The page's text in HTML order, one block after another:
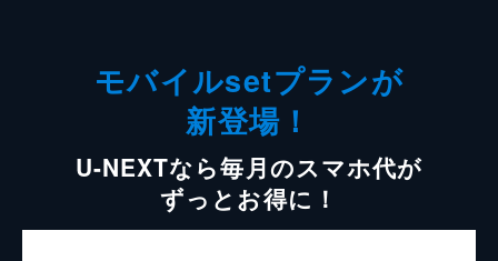
モバイルsetプランが
新登場！
U-NEXTなら毎月のスマホ代が
ずっとお得に！